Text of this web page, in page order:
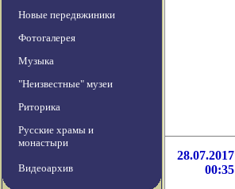
Новые передвжиники
Фотогалерея
Музыка
"Неизвестные" музеи
Риторика
Русские храмы и
монастыри
Видеоархив
28.07.2017
00:35